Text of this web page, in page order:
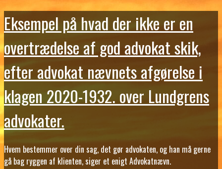
Eksempel på hvad der ikke er en
overtrædelse af god advokat skik,
efter advokat nævnets afgørelse i
klagen 2020-1932. over Lundgrens
advokater.
Hvem bestemmer over din sag, det gør advokaten, og han må gerne
gå bag ryggen af klienten, siger et enigt Advokatnævn.